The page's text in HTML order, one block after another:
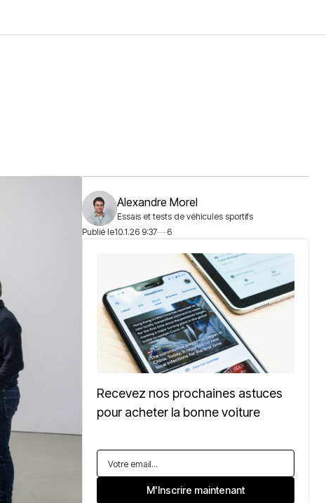
Alexandre Morel
Essais et tests de véhicules sportifs
Publié le10.1.26 9:37 6
Recevez nos prochaines astuces
pour acheter la bonne voiture